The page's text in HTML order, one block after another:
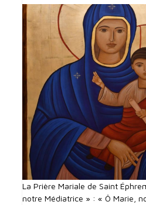
La Prière Mariale de Saint
notre Médiatrice » : « Ô Marie,